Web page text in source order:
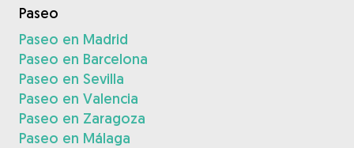
Paseo
Paseo en Madrid
Paseo en Barcelona
Paseo en Sevilla
Paseo en Valencia
Paseo en Zaragoza
Paseo en Málaga